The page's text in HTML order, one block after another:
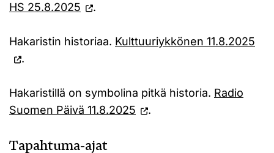
HS 25.8.2025
.
Hakaristin historiaa. Kulttuuriykkönen 11.8.2025
.
Hakaristillä on symbolina pitkä historia. Radio
Suomen Päivä 11.8.2025
.
Tapahtuma-ajat